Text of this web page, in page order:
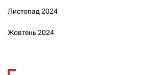
Листопад 2024
Жовтень 2024